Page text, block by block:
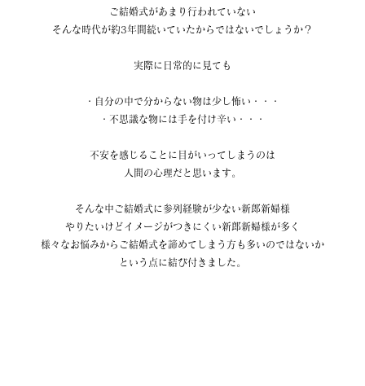
ご結婚式があまり行われていない
そんな時代が約3年間続いていたからではないでしょうか？
実際に日常的に見ても
・自分の中で分からない物は少し怖い・・・
・不思議な物には手を付け辛い・・・
不安を感じることに目がいってしまうのは
人間の心理だと思います。
そんな中ご結婚式に参列経験が少ない新郎新婦様
やりたいけどイメージがつきにくい新郎新婦様が多く
様々なお悩みからご結婚式を諦めてしまう方も多いのではないか
という点に結び付きました。